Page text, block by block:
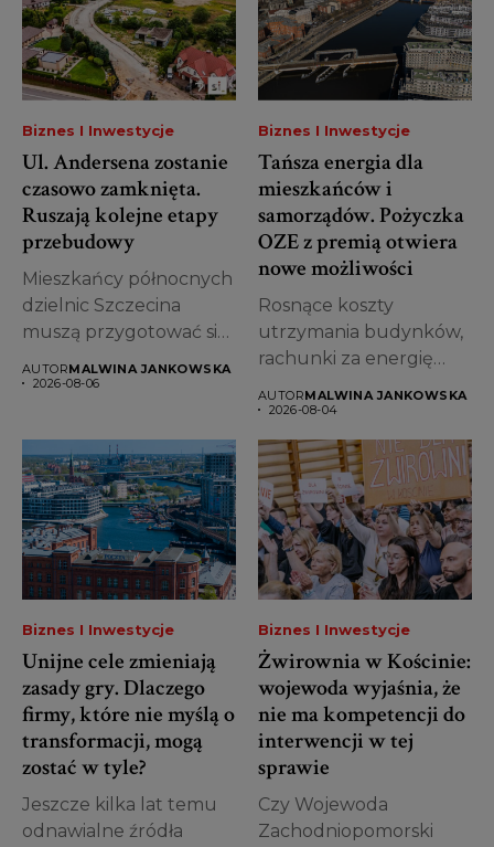
Biznes I Inwestycje
Ul. Andersena zostanie
czasowo zamknięta.
Ruszają kolejne etapy
przebudowy
Mieszkańcy północnych
dzielnic Szczecina
muszą przygotować się
Od 7...
AUTORMALWINA JANKOWSKA
2026-08-06
Biznes I Inwestycje
Tańsza energia dla
mieszkańców i
samorządów. Pożyczka
OZE z premią otwiera
nowe możliwości
Rosnące koszty
utrzymania budynków,
rachunki za energię
dostosowania się do...
AUTORMALWINA JANKOWSKA
2026-08-04
Biznes I Inwestycje
Unijne cele zmieniają
zasady gry. Dlaczego
firmy, które nie myślą o
transformacji, mogą
zostać w tyle?
Jeszcze kilka lat temu
odnawialne źródła
Biznes I Inwestycje
Żwirownia w Kościnie:
wojewoda wyjaśnia, że
nie ma kompetencji do
interwencji w tej
sprawie
Czy Wojewoda
Zachodniopomorski